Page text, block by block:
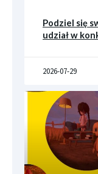
Podziel się
udział w
2026-07-29